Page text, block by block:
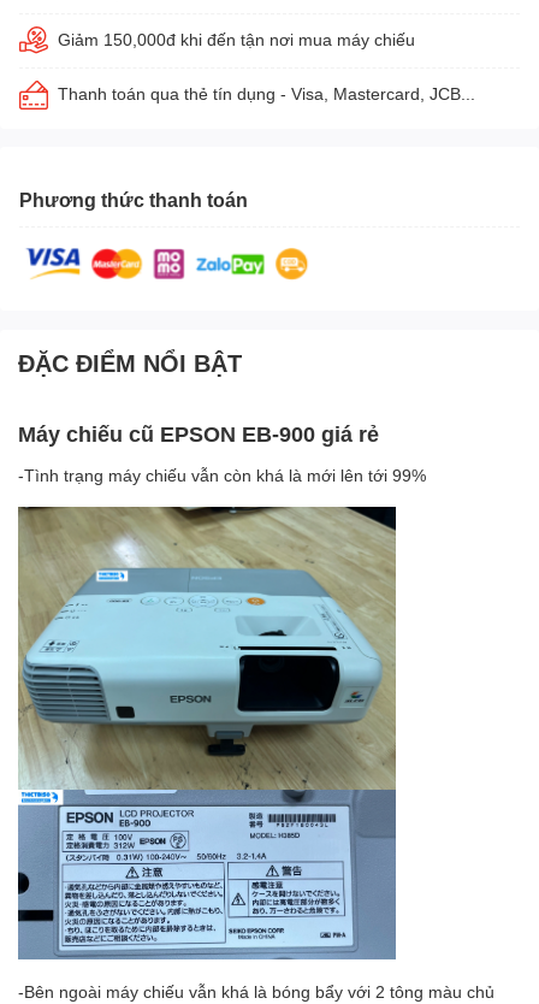
Giảm 150,000đ khi đến tận nơi mua máy chiếu
Thanh toán qua thẻ tín dụng - Visa, Mastercard, JCB...
Phương thức thanh toán
ĐẶC ĐIỂM NỔI BẬT
Máy chiếu cũ EPSON EB-900 giá rẻ
-Tình trạng máy chiếu vẫn còn khá là mới lên tới 99%
-Bên ngoài máy chiếu vẫn khá là bóng bẩy với 2 tông màu chủ